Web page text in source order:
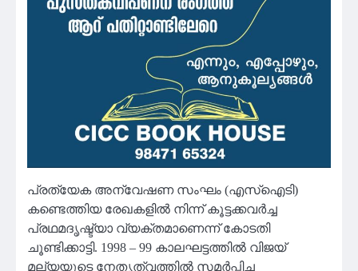
പ്രത്യേക അന്വേഷണ സംഘം (എസ്ഐടി)
കണ്ടെത്തിയ രേഖകളിൽ നിന്ന് കൂട്ടക്കവർച്ച
പ്രഥമദൃഷ്ട്യാ വ്യക്തമാണെന്ന് കോടതി
ചൂണ്ടിക്കാട്ടി. 1998 – 99 കാലഘട്ടത്തിൽ വിജയ്
മല്യയുടെ നേതൃത്വത്തിൽ സമർപ്പിച്ച